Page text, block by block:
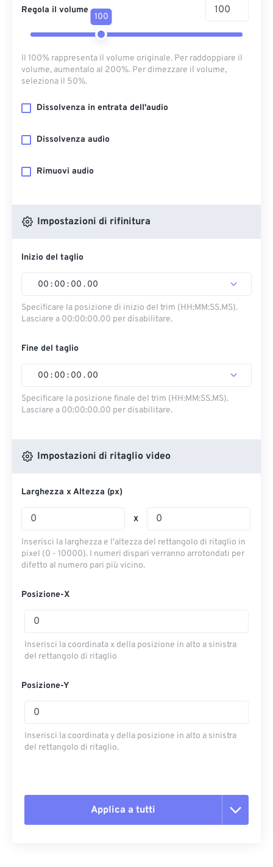
Regola il volume
100
Il 100% rappresenta il volume originale. Per raddoppiare il
volume, aumentalo al 200%. Per dimezzare il volume,
seleziona il 50%.
Dissolvenza in entrata dell'audio
Dissolvenza audio
Rimuovi audio
Impostazioni di rifinitura
Inizio del taglio
00 : 00 : 00 . 00
Specificare la posizione di inizio del trim (HH:MM:SS.MS).
Lasciare a 00:00:00.00 per disabilitare.
Fine del taglio
00 : 00 : 00 . 00
Specificare la posizione finale del trim (HH:MM:SS.MS).
Lasciare a 00:00:00.00 per disabilitare.
Impostazioni di ritaglio video
Larghezza x Altezza (px)
x
Inserisci la larghezza e l'altezza del rettangolo di ritaglio in
pixel (0 - 10000). I numeri dispari verranno arrotondati per
difetto al numero pari più vicino.
Posizione-X
Inserisci la coordinata x della posizione in alto a sinistra
del rettangolo di ritaglio
Posizione-Y
Inserisci la coordinata y della posizione in alto a sinistra
del rettangolo di ritaglio.
Applica a tutti